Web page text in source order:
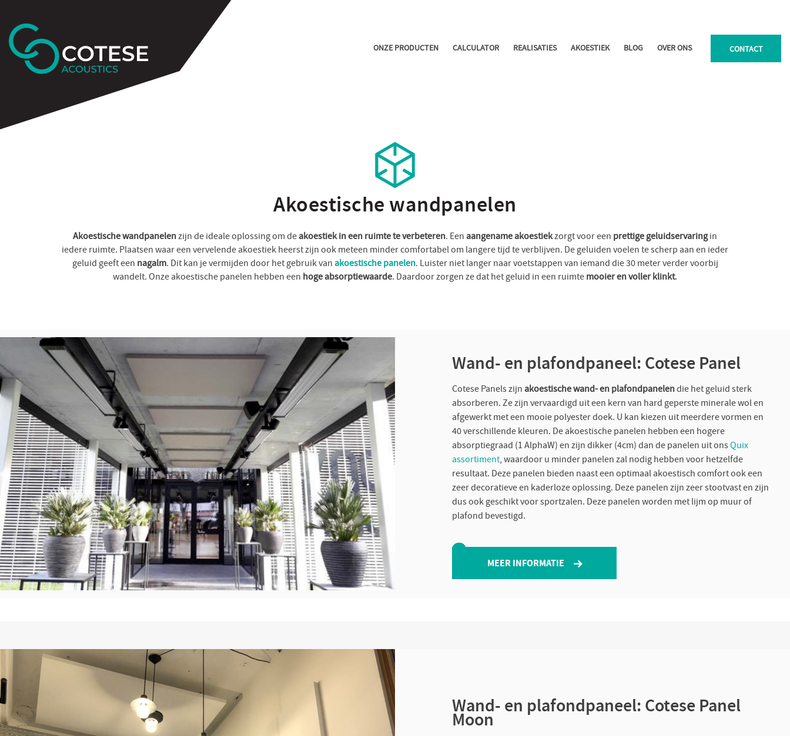
ONZE PRODUCTEN CALCULATOR REALISATIES AKOESTIEK BLOG OVER ONS CONTACT
Akoestische wandpanelen
Akoestische wandpanelenzijn de ideale oplossing om deakoestiek in een ruimte te verbeteren. Eenaangename akoestiekzorgt voor een prettige geluidservaringin
iedere ruimte. Plaatsen waar een vervelende akoestiek heerst zijn ook meteen minder comfortabel om langere tijd te verblijven. De geluiden voelen te scherp aan en ieder
geluid geeft een nagalm. Dit kan je vermijden door het gebruik vanakoestische panelen. Luister niet langer naar voetstappen van iemand die 30 meter verder voorbij
wandelt. Onze akoestische panelen hebben een hoge absorptiewaarde. Daardoor zorgen ze dat het geluid in een ruimtemooier en voller klinkt.
Wand- en plafondpaneel: Cotese Panel
Cotese Panels zijnakoestische wand- en plafondpanelendie het geluid sterk
absorberen. Ze zijn vervaardigd uit een kern van hard geperste minerale wol en
afgewerkt met een mooie polyester doek. U kan kiezen uit meerdere vormen en
40 verschillende kleuren. De akoestische panelen hebben een hogere
absorptiegraad (1 AlphaW) en zijn dikker (4cm) dan de panelen uit onsQuix
assortiment, waardoor u minder panelen zal nodig hebben voor hetzelfde
resultaat. Deze panelen bieden naast een optimaal akoestisch comfort ook een
zeer decoratieve en kaderloze oplossing. Deze panelen zijn zeer stootvast en zijn
dus ook geschikt voor sportzalen. Deze panelen worden met lijm op muur of
plafond bevestigd.
MEER INFORMATIE
Wand- en plafondpaneel: Cotese Panel
Moon